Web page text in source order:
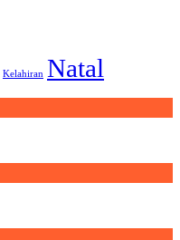
Kelahiran Natal